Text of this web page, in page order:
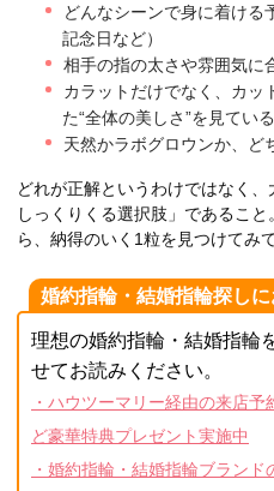
どんなシーンで身に着ける
記念日など）
相手の指の太さや雰囲気に
カラットだけでなく、カッ
た“全体の美しさ”を見てい
天然かラボグロウンか、ど
どれが正解というわけではなく
しっくりくる選択肢」であるこ
ら、納得のいく1粒を見つけてみ
婚約指輪・結婚指輪探し
理想の婚約指輪・結婚指輪
せてお読みください。
・ハウツーマリー経由の来店
ど豪華特典プレゼント実施中
・婚約指輪・結婚指輪ブランド